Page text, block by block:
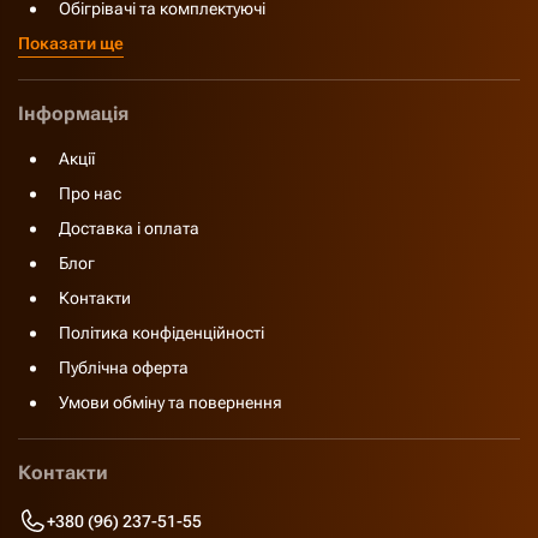
Обігрівачі та комплектуючі
Показати ще
Інформація
Акції
Про нас
Доставка і оплата
Блог
Контакти
Політика конфіденційності
Публічна оферта
Умови обміну та повернення
Контакти
+380 (96) 237-51-55